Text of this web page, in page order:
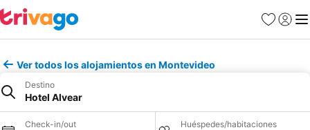
Favoritos
Iniciar
Ver todos los alojamientos en Montevideo
Destino
Hotel Alvear
Check-in/out Huéspedes/habitaciones